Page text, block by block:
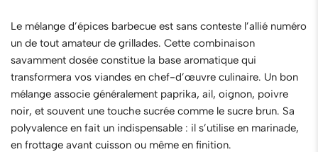
Le mélange d’épices barbecue est sans conteste l’allié numéro
un de tout amateur de grillades. Cette combinaison
savamment dosée constitue la base aromatique qui
transformera vos viandes en chef-d’œuvre culinaire. Un bon
mélange associe généralement paprika, ail, oignon, poivre
noir, et souvent une touche sucrée comme le sucre brun. Sa
polyvalence en fait un indispensable : il s’utilise en marinade,
en frottage avant cuisson ou même en finition.